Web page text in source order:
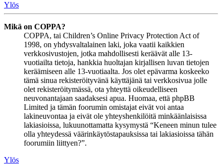
Ylös
Mikä on COPPA?
COPPA, tai Children’s Online Privacy Protection Act of
1998, on yhdysvaltalainen laki, joka vaatii kaikkien
verkkosivustojen, jotka mahdollisesti keräävät alle 13-
vuotiailta tietoja, hankkia huoltajan kirjallisen luvan tietojen
keräämiseen alle 13-vuotiaalta. Jos olet epävarma koskeeko
tämä sinua rekisteröityvänä käyttäjänä tai verkkosivua jolle
olet rekisteröitymässä, ota yhteyttä oikeudelliseen
neuvonantajaan saadaksesi apua. Huomaa, että phpBB
Limited ja tämän foorumin omistajat eivät voi antaa
lakineuvontaa ja eivät ole yhteyshenkilöitä minkäänlaisissa
lakiasioissa, lukuunottamatta kysymystä “Keneen minun tulee
olla yhteydessä väärinkäytöstapauksissa tai lakiasioissa tähän
foorumiin liittyen?”.
Ylös